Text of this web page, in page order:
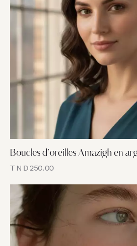
Boucles d’oreilles Amazigh en
TND250.00